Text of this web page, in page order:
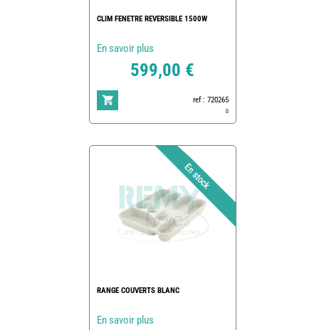
CLIM FENETRE REVERSIBLE 1500W
En savoir plus
599,00 €
ref : 720265
0
RANGE COUVERTS BLANC
En savoir plus